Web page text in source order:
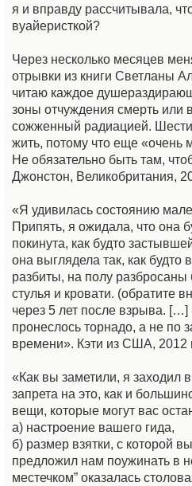
я и вправду рассчитывала,
вуайеристкой?
Через несколько месяцев
отрывки из книги Светланы
читаю каждое
зоны отчуждения смерть
сожженный радиацией.
жить, потому что еще «очень
Не обязательно быть там,
Джонстон, Великобритания,
«Я удивилась состоянию
Припять, я ожидала, что она
покинута, как будто
она выглядела так, как
разбиты, на полу
стулья и кровати. (обратите
через 5 лет после взрыва. […]
пронеслось торнадо, а не
времени». Кэти из США, 2012
«Как вы заметили, я заходил
запрета на это, как и
вещи, которые могут вас
а) настроение вашего гида,
б) размер взятки, с которой
предложил нам поужинать в
местечком” оказалась